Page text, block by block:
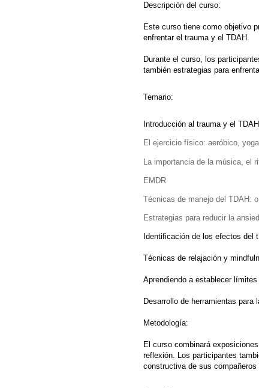
Descripción del curso:
Este curso tiene como objetivo
enfrentar el trauma y el TDAH.
Durante el curso, los
también estrategias para
Temario:
Introducción al trauma y el
El ejercicio físico: aeróbico,
La importancia de la música, el
EMDR
Técnicas de manejo del TDAH:
Estrategias para reducir la
Identificación de los efectos del
Técnicas de relajación y
Aprendiendo a establecer
Desarrollo de herramientas
Metodología:
El curso combinará
reflexión. Los participantes
constructiva de sus compañeros